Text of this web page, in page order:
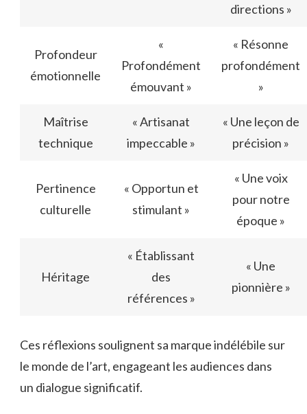
directions »
Profondeur
émotionnelle
«
Profondément
émouvant »
« Résonne
profondément
»
Maîtrise
technique
« Artisanat
impeccable »
« Une leçon de
précision »
Pertinence
culturelle
« Opportun et
stimulant »
« Une voix
pour notre
époque »
Héritage
« Établissant
des
références »
« Une
pionnière »
Ces réflexions soulignent sa marque indélébile sur
le monde de l’art, engageant les audiences dans
un dialogue significatif.